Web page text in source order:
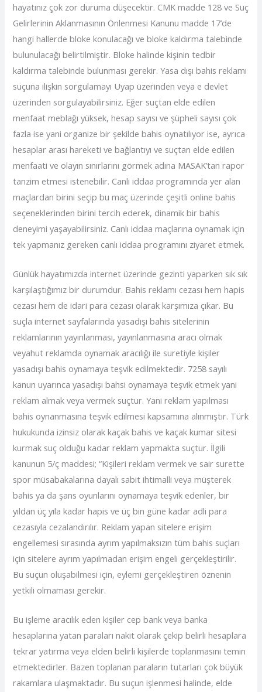
hayatınız çok zor duruma düşecektir. CMK madde 128 ve Suç
Gelirlerinin Aklanmasının Önlenmesi Kanunu madde 17’de
hangi hallerde bloke konulacağı ve bloke kaldırma talebinde
bulunulacağı belirtilmiştir. Bloke halinde kişinin tedbir
kaldırma talebinde bulunması gerekir. Yasa dışı bahis reklamı
suçuna ilişkin sorgulamayı Uyap üzerinden veya e devlet
üzerinden sorgulayabilirsiniz. Eğer suçtan elde edilen
menfaat meblağı yüksek, hesap sayısı ve şüpheli sayısı çok
fazla ise yani organize bir şekilde bahis oynatılıyor ise, ayrıca
hesaplar arası hareketi ve bağlantıyı ve suçtan elde edilen
menfaati ve olayın sınırlarını görmek adına MASAK’tan rapor
tanzim etmesi istenebilir. Canlı iddaa programında yer alan
maçlardan birini seçip bu maç üzerinde çeşitli online bahis
seçeneklerinden birini tercih ederek, dinamik bir bahis
deneyimi yaşayabilirsiniz. Canlı iddaa maçlarına oynamak için
tek yapmanız gereken canlı iddaa programını ziyaret etmek.
Günlük hayatımızda internet üzerinde gezinti yaparken sık sık
karşılaştığımız bir durumdur. Bahis reklamı cezası hem hapis
cezası hem de idari para cezası olarak karşımıza çıkar. Bu
suçla internet sayfalarında yasadışı bahis sitelerinin
reklamlarının yayınlanması, yayınlanmasına aracı olmak
veyahut reklamda oynamak aracılığı ile suretiyle kişiler
yasadışı bahis oynamaya teşvik edilmektedir. 7258 sayılı
kanun uyarınca yasadışı bahsi oynamaya teşvik etmek yani
reklam almak veya vermek suçtur. Yani reklam yapılması
bahis oynanmasına teşvik edilmesi kapsamına alınmıştır. Türk
hukukunda izinsiz olarak kaçak bahis ve kaçak kumar sitesi
kurmak suç olduğu kadar reklam yapmakta suçtur. İlgili
kanunun 5/ç maddesi; “Kişileri reklam vermek ve sair surette
spor müsabakalarına dayalı sabit ihtimalli veya müşterek
bahis ya da şans oyunlarını oynamaya teşvik edenler, bir
yıldan üç yıla kadar hapis ve üç bin güne kadar adli para
cezasıyla cezalandırılır. Reklam yapan sitelere erişim
engellemesi sırasında ayrım yapılmaksızın tüm bahis suçları
için sitelere ayrım yapılmadan erişim engeli gerçekleştirilir.
Bu suçun oluşabilmesi için, eylemi gerçekleştiren öznenin
yetkili olmaması gerekir.
Bu işleme aracılık eden kişiler cep bank veya banka
hesaplarına yatan paraları nakit olarak çekip belirli hesaplara
tekrar yatırma veya elden belirli kişilerde toplanmasını temin
etmektedirler. Bazen toplanan paraların tutarları çok büyük
rakamlara ulaşmaktadır. Bu suçun işlenmesi halinde, elde